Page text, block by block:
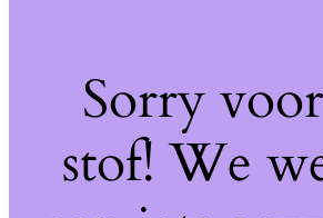
Sorry
stof! We